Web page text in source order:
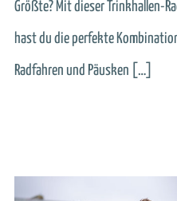
Größte? Mit dieser Trinkhallen-
hast du die perfekte
Radfahren und Päusken […]